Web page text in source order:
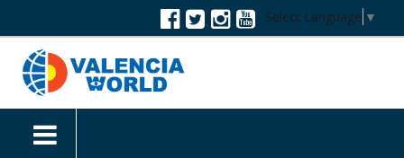
Select Language ▼